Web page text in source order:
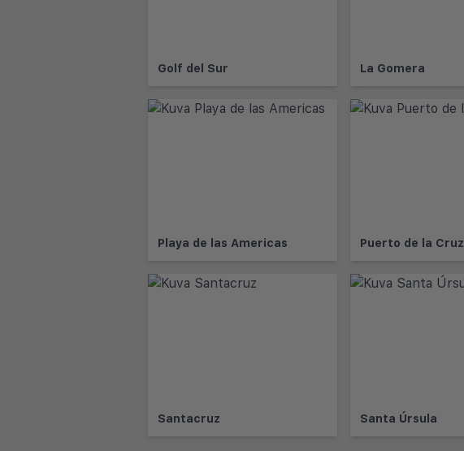
Golf del Sur La Gomera
Playa de las Americas Puerto de la Cruz
Santacruz Santa Úrsula